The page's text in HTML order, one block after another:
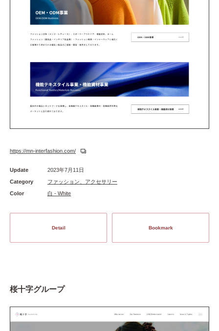
https://mn-interfashion.com/
Update
2023年7月11日
Category
ファッション、アクセサリー
Color
白 - White
Detail Bookmark
桜十字グループ